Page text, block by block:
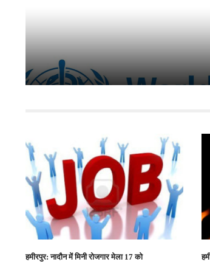
हमीरपुर: नादौन में मिनी रोजगार मेला 17 को